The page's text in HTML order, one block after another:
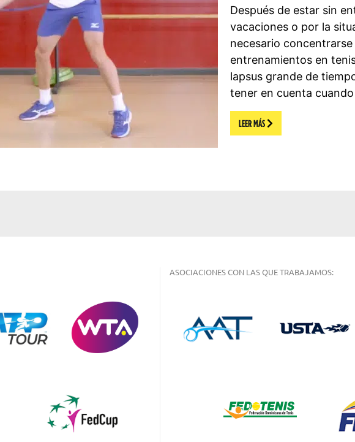
Después de estar sin
vacaciones o por la
necesario
entrenamientos en
lapsus grande de
tener en cuenta
LEER MÁS
ASOCIACIONES CON LAS QUE TRABAJAMOS: